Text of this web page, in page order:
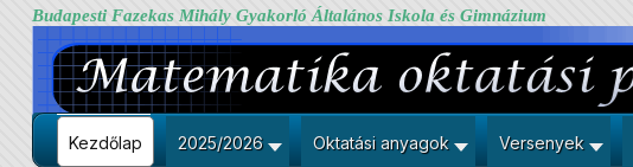
Budapesti Fazekas Mihály Gyakorló Általános Iskola és Gimnázium
Kezdőlap 2025/2026 Oktatási anyagok Versenyek